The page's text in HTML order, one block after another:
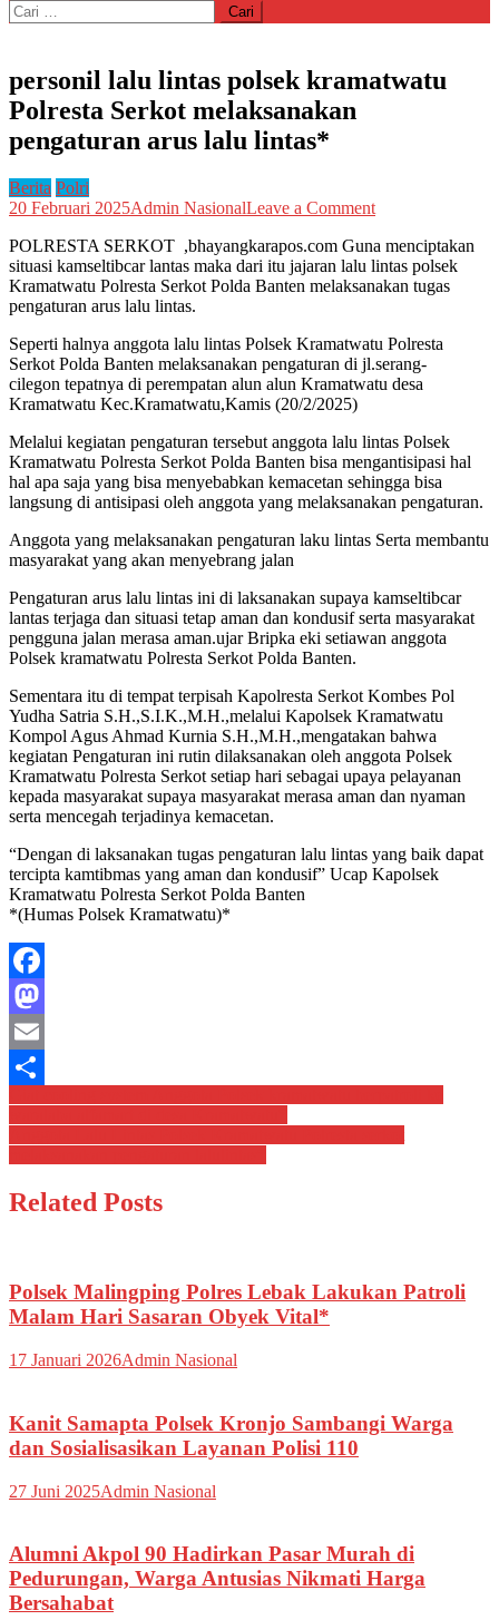
Cari
untuk:
personil lalu lintas polsek kramatwatu
Polresta Serkot melaksanakan
pengaturan arus lalu lintas*
Berita Polri
20 Februari 2025Admin NasionalLeave a Commenton
lalu
lintas
polsek
Serkot
melaksanakan
pengaturan
lintas*
POLRESTA SERKOT ,bhayangkarapos.com Guna menciptakan
situasi kamseltibcar lantas maka dari itu jajaran lalu lintas polsek
Kramatwatu Polresta Serkot Polda Banten melaksanakan tugas
pengaturan arus lalu lintas.
Seperti halnya anggota lalu lintas Polsek Kramatwatu Polresta
Serkot Polda Banten melaksanakan pengaturan di jl.serang-
cilegon tepatnya di perempatan alun alun Kramatwatu desa
Kramatwatu Kec.Kramatwatu,Kamis (20/2/2025)
Melalui kegiatan pengaturan tersebut anggota lalu lintas Polsek
Kramatwatu Polresta Serkot Polda Banten bisa mengantisipasi hal
hal apa saja yang bisa menyebabkan kemacetan sehingga bisa
langsung di antisipasi oleh anggota yang melaksanakan pengaturan.
Anggota yang melaksanakan pengaturan laku lintas Serta membantu
masyarakat yang akan menyebrang jalan
Pengaturan arus lalu lintas ini di laksanakan supaya kamseltibcar
lantas terjaga dan situasi tetap aman dan kondusif serta masyarakat
pengguna jalan merasa aman.ujar Bripka eki setiawan anggota
Polsek kramatwatu Polresta Serkot Polda Banten.
Sementara itu di tempat terpisah Kapolresta Serkot Kombes Pol
Yudha Satria S.H.,S.I.K.,M.H.,melalui Kapolsek Kramatwatu
Kompol Agus Ahmad Kurnia S.H.,M.H.,mengatakan bahwa
kegiatan Pengaturan ini rutin dilaksanakan oleh anggota Polsek
Kramatwatu Polresta Serkot setiap hari sebagai upaya pelayanan
kepada masyarakat supaya masyarakat merasa aman dan nyaman
serta mencegah terjadinya kemacetan.
“Dengan di laksanakan tugas pengaturan lalu lintas yang baik dapat
tercipta kamtibmas yang aman dan kondusif” Ucap Kapolsek
Kramatwatu Polresta Serkot Polda Banten
*(Humas Polsek Kramatwatu)*
Facebook
Mastodon
Email
Share
Navigasi
pos
Related Posts
Polsek Malingping Polres Lebak Lakukan Patroli
Malam Hari Sasaran Obyek Vital*
17 Januari 2026Admin Nasional
Kanit Samapta Polsek Kronjo Sambangi Warga
dan Sosialisasikan Layanan Polisi 110
27 Juni 2025Admin Nasional
Alumni Akpol 90 Hadirkan Pasar Murah di
Pedurungan, Warga Antusias Nikmati Harga
Bersahabat